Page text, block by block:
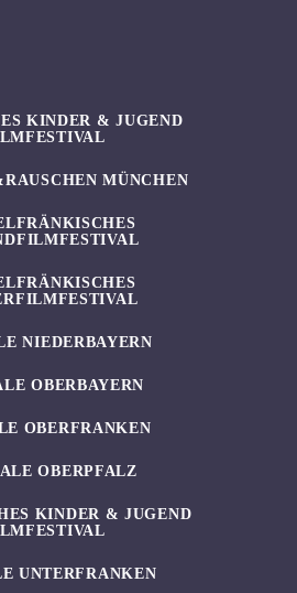
KINDER & JUGEND
MÜNCHEN
NIEDERBAYERN
OBERBAYERN
OBERFRANKEN
OBERPFALZ
KINDER & JUGEND
UNTERFRANKEN